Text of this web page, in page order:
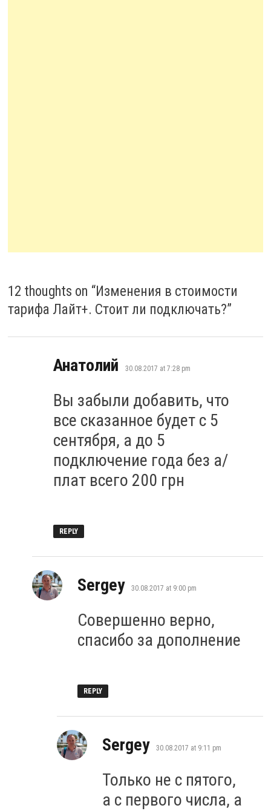
12 thoughts on “Изменения в стоимости
тарифа Лайт+. Стоит ли подключать?”
Анатолий says:
30.08.2017 at 7:28 pm
Вы забыли добавить, что
все сказанное будет с 5
сентября, а до 5
подключение года без а/
плат всего 200 грн
REPLY
Sergey says:
30.08.2017 at 9:00 pm
Совершенно верно,
спасибо за дополнение
REPLY
Sergey says:
30.08.2017 at 9:11 pm
Только не с пятого,
а с первого числа, а